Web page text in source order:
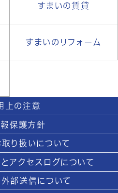
すまいの賃貸
すまいのリフォーム
上の注意
保護方針
り扱いについて
アクセスログについて
部送信について